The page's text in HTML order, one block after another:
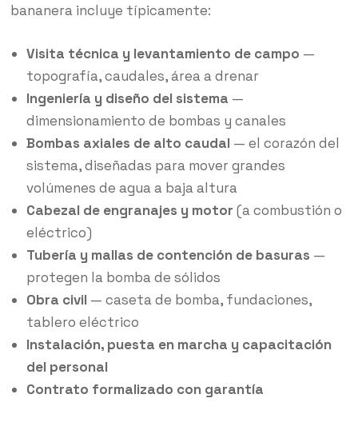
bananera incluye típicamente:
Visita técnica y levantamiento de campo —
topografía, caudales, área a drenar
Ingeniería y diseño del sistema —
dimensionamiento de bombas y canales
Bombas axiales de alto caudal — el corazón del
sistema, diseñadas para mover grandes
volúmenes de agua a baja altura
Cabezal de engranajes y motor (a combustión o
eléctrico)
Tubería y mallas de contención de basuras —
protegen la bomba de sólidos
Obra civil — caseta de bomba, fundaciones,
tablero eléctrico
Instalación, puesta en marcha y capacitación
del personal
Contrato formalizado con garantía